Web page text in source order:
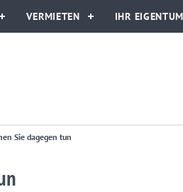
VERMIETEN IHR EIGENTUM
Sie dagegen tun